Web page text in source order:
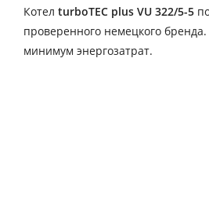
Котел turboTEC plus VU 322/5-5
проверенного немецкого
минимум энергозатрат.